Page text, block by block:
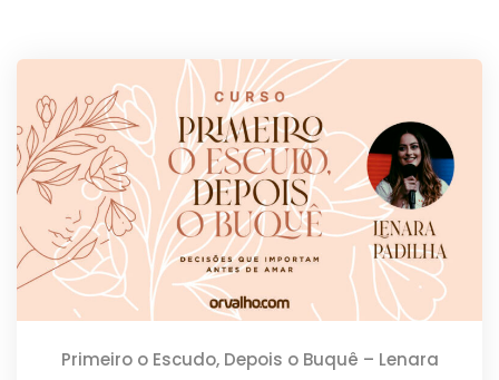
Primeiro o Escudo, Depois o Buquê – Lenara